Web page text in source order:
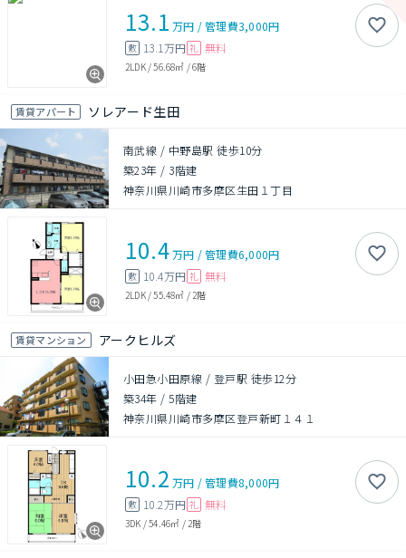
13.1 万円 /管理費3,000円
敷 13.1万円 礼 無料
2LDK/56.68㎡ /6階
賃貸アパート ソレアード生田
南武線 / 中野島駅 徒歩10分
築23年 / 3階建
神奈川県川崎市多摩区生田１丁目
10.4万円 /管理費6,000円
敷 10.4万円 礼 無料
2LDK/55.48㎡ / 2階
賃貸マンション アークヒルズ
小田急小田原線 / 登戸駅 徒歩12分
築34年 /5階建
神奈川県川崎市多摩区登戸新町１４１
10.2 万円 /管理費8,000円
敷 10.2万円 礼 無料
3DK /54.46㎡ / 2階